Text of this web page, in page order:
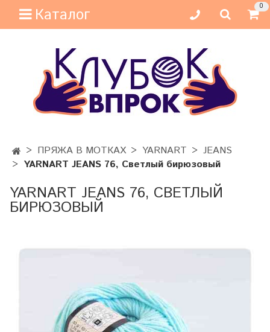
Каталог 0
ПРЯЖА В МОТКАХ YARNART
JEANS
YARNART JEANS 76, Светлый бирюзовый
YARNART JEANS 76, СВЕТЛЫЙ
БИРЮЗОВЫЙ